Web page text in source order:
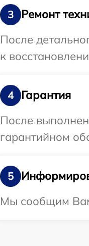
3
Ремонт
После
к
4
Гарантия
После
гарантийном
5
Мы сообщим Вам